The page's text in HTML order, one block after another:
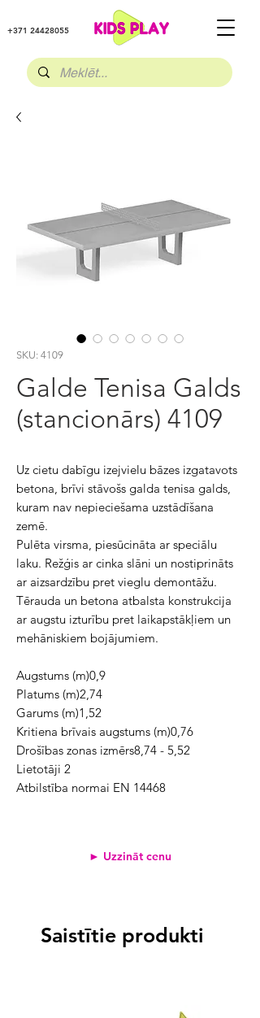
+371 24428055
SKU: 4109
Galde Tenisa Galds
(stancionārs) 4109
Uz cietu dabīgu izejvielu bāzes izgatavots
betona, brīvi stāvošs galda tenisa galds,
kuram nav nepieciešama uzstādīšana
zemē.
Pulēta virsma, piesūcināta ar speciālu
laku. Režģis ar cinka slāni un nostiprināts
ar aizsardzību pret vieglu demontāžu.
Tērauda un betona atbalsta konstrukcija
ar augstu izturību pret laikapstākļiem un
mehāniskiem bojājumiem.
Augstums (m)0,9
Platums (m)2,74
Garums (m)1,52
Kritiena brīvais augstums (m)0,76
Drošības zonas izmērs8,74 - 5,52
Lietotāji 2
Atbilstība normai EN 14468
► Uzzināt cenu
Saistītie produkti